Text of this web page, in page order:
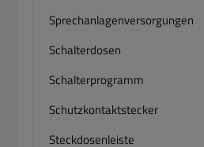
Sprechanlagenversorgungen
Schalterdosen
Schalterprogramm
Schutzkontaktstecker
Steckdosenleiste